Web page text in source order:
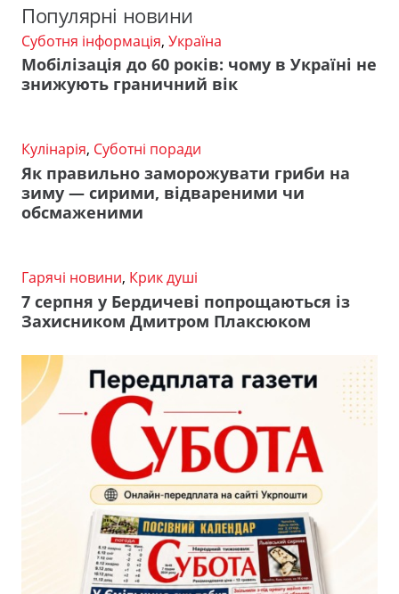
Популярні новини
Суботня інформація, Україна
Мобілізація до 60 років: чому в Україні не
знижують граничний вік
Кулінарія, Суботні поради
Як правильно заморожувати гриби на
зиму — сирими, відвареними чи
обсмаженими
Гарячі новини, Крик душі
7 серпня у Бердичеві попрощаються із
Захисником Дмитром Плаксюком